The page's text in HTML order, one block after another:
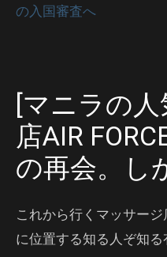
の入国審査へ
[マニラの
店AIR
の再会。し
これから行くマッサー
に位置する知る人ぞ知る